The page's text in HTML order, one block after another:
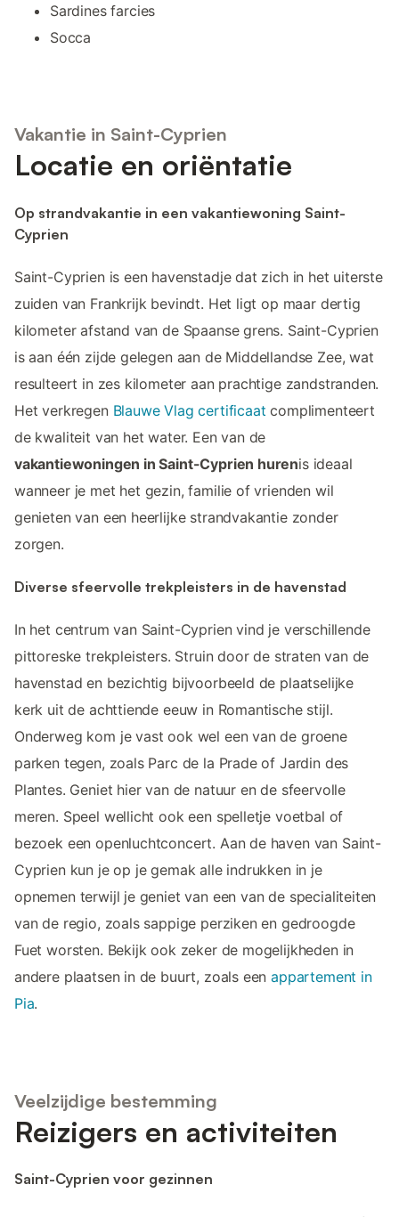
Sardines farcies
Socca
Vakantie in Saint-Cyprien
Locatie en oriëntatie
Op strandvakantie in een vakantiewoning Saint-
Cyprien
Saint-Cyprien is een havenstadje dat zich in het uiterste
zuiden van Frankrijk bevindt. Het ligt op maar dertig
kilometer afstand van de Spaanse grens. Saint-Cyprien
is aan één zijde gelegen aan de Middellandse Zee, wat
resulteert in zes kilometer aan prachtige zandstranden.
Het verkregen Blauwe Vlag certificaat complimenteert
de kwaliteit van het water. Een van de
vakantiewoningen in Saint-Cyprien hurenis ideaal
wanneer je met het gezin, familie of vrienden wil
genieten van een heerlijke strandvakantie zonder
zorgen.
Diverse sfeervolle trekpleisters in de havenstad
In het centrum van Saint-Cyprien vind je verschillende
pittoreske trekpleisters. Struin door de straten van de
havenstad en bezichtig bijvoorbeeld de plaatselijke
kerk uit de achttiende eeuw in Romantische stijl.
Onderweg kom je vast ook wel een van de groene
parken tegen, zoals Parc de la Prade of Jardin des
Plantes. Geniet hier van de natuur en de sfeervolle
meren. Speel wellicht ook een spelletje voetbal of
bezoek een openluchtconcert. Aan de haven van Saint-
Cyprien kun je op je gemak alle indrukken in je
opnemen terwijl je geniet van een van de specialiteiten
van de regio, zoals sappige perziken en gedroogde
Fuet worsten. Bekijk ook zeker de mogelijkheden in
andere plaatsen in de buurt, zoals eenappartement in
Pia.
Veelzijdige bestemming
Reizigers en activiteiten
Saint-Cyprien voor gezinnen